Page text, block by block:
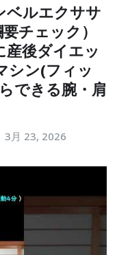
ベルエクササ
チェック）
産後ダイエッ
シン(フィッ
できる腕・肩
3月 23, 2026